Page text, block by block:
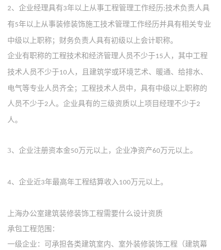
2、企业经理具有3年以上从事工程管理工作经历;技术负责人具
有5年以上从事装修装饰施工技术管理工作经历并具有相关专业
中级以上职称；财务负责人具有初级以上会计职称。
企业有职称的工程技术和经济管理人员不少于15 人，其中工程
技术人员不少于10 人，且建筑学或环境艺术、暖通、给排水、
电气等专业人员齐全；工程技术人员中，具有中级以上职称的
人员不少于2 人。企业具有的三级资质以上项目经理不少于2
人。
3、 企业注册资本金50万元以上，企业净资产60万元以上。
4、企业近3年最高年工程结算收入 100万元以上。
上海办公室建筑装修装饰工程需要什么设计资质
承包工程范围：
一级企业：可承担各类建筑室内、室外装修装饰工程（建筑幕